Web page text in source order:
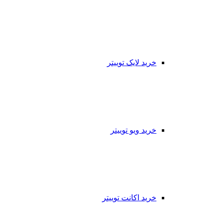
خرید لایک توییتر
خرید ویو توییتر
خرید اکانت توییتر